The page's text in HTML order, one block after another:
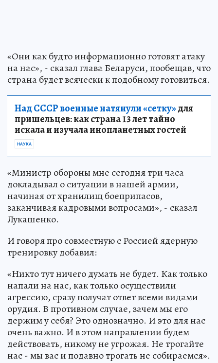
«Они как будто информационно готовят атаку
на нас», - сказал глава Беларуси, пообещав, что
страна будет всячески к подобному готовиться.
Над СССР военные натянули «сетку»для
пришельцев: как страна 13 лет тайно
искала и изучала инопланетных гостей
НАУКА
«Министр обороны мне сегодня три часа
докладывал о ситуации в нашей армии,
начиная от хранилищ боеприпасов,
заканчивая кадровыми вопросами», - сказал
Лукашенко.
И говоря про совместную с Россией ядерную
тренировку добавил:
«Никто тут ничего думать не будет. Как только
напали на нас, как только осуществили
агрессию, сразу получат ответ всеми видами
орудия. В противном случае, зачем мы его
держим у себя? Это однозначно. И это для нас
очень важно. И в этом направлении будем
действовать, никому не угрожая. Не трогайте
нас - мы вас и подавно трогать не собираемся».